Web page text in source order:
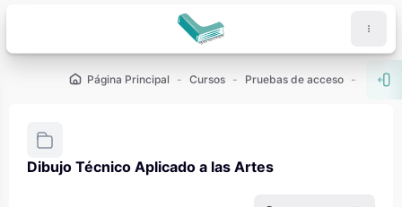
Página Principal Cursos Pruebas de acceso PAU -
Dibujo Técnico Aplicado a las Artes